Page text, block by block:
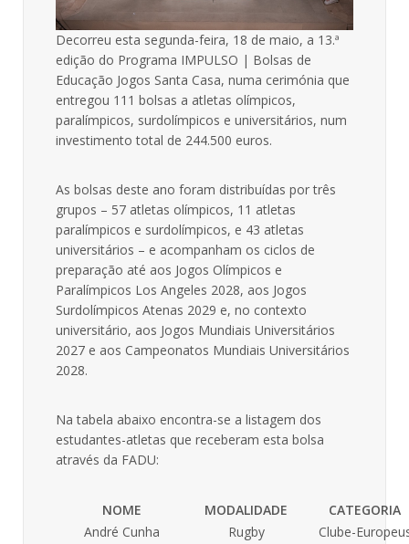
Decorreu esta segunda-feira, 18 de maio, a 13.ª
edição do Programa IMPULSO | Bolsas de
Educação Jogos Santa Casa, numa cerimónia que
entregou 111 bolsas a atletas olímpicos,
paralímpicos, surdolímpicos e universitários, num
investimento total de 244.500 euros.
As bolsas deste ano foram distribuídas por três
grupos – 57 atletas olímpicos, 11 atletas
paralímpicos e surdolímpicos, e 43 atletas
universitários – e acompanham os ciclos de
preparação até aos Jogos Olímpicos e
Paralímpicos Los Angeles 2028, aos Jogos
Surdolímpicos Atenas 2029 e, no contexto
universitário, aos Jogos Mundiais Universitários
2027 e aos Campeonatos Mundiais Universitários
2028.
Na tabela abaixo encontra-se a listagem dos
estudantes-atletas que receberam esta bolsa
através da FADU:
NOME MODALIDADE
CATEGORIA
André Cunha
Rugby
Clube-